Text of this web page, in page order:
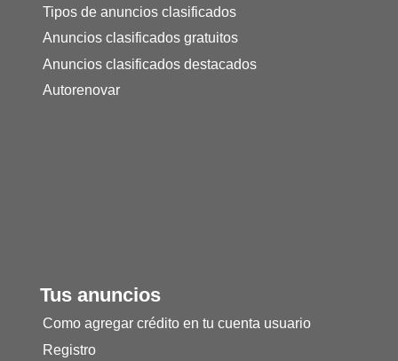
Tipos de anuncios clasificados
Anuncios clasificados gratuitos
Anuncios clasificados destacados
Autorenovar
Tus anuncios
Como agregar crédito en tu cuenta usuario
Registro